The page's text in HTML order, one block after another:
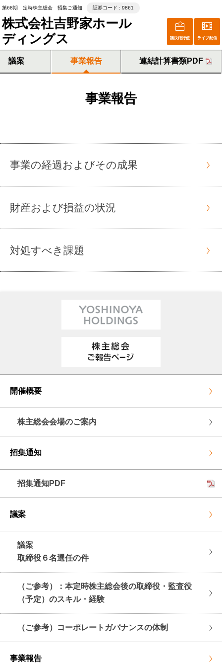
第68期 定時株主総会 招集ご通知 証券コード : 9861
株式会社吉野家ホール
ディングス
議決権行使 ライブ配信
議案 事業報告 連結計算書類PDF
事業報告
事業の経過およびその成果
財産および損益の状況
対処すべき課題
開催概要
株主総会会場のご案内
招集通知
招集通知PDF
議案
議案
取締役６名選任の件
（ご参考）：本定時株主総会後の取締役・監査役
（予定）のスキル・経験
（ご参考）コーポレートガバナンスの体制
事業報告